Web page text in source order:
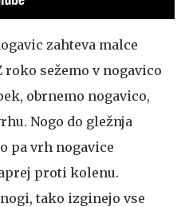
zahteva malce
sežemo v nogavico
obrnemo nogavico,
Nogo do gležnja
pa vrh nogavice
proti kolenu.
tako izginejo vse